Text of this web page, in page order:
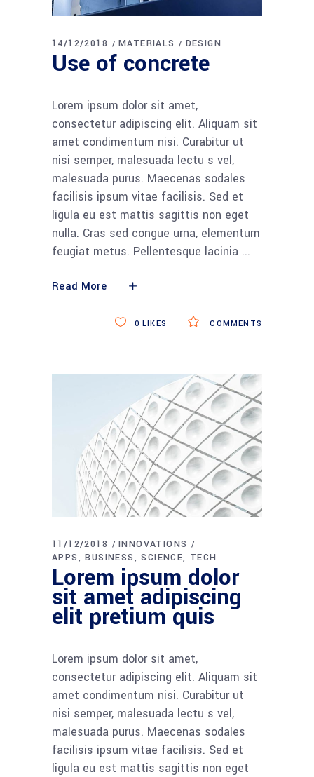
14/12/2018 MATERIALS DESIGN
Use of concrete
Lorem ipsum dolor sit amet,
consectetur adipiscing elit. Aliquam sit
amet condimentum nisi. Curabitur ut
nisi semper, malesuada lectu s vel,
malesuada purus. Maecenas sodales
facilisis ipsum vitae facilisis. Sed et
ligula eu est mattis sagittis non eget
nulla. Cras sed congue urna, elementum
feugiat metus. Pellentesque lacinia
Read More
COMMENTS
0 LIKES
11/12/2018
INNOVATIONS
APPS
BUSINESS SCIENCE TECH
Lorem ipsum dolor
sit amet adipiscing
elit pretium quis
Lorem ipsum dolor sit amet,
consectetur adipiscing elit. Aliquam sit
amet condimentum nisi. Curabitur ut
nisi semper, malesuada lectu s vel,
malesuada purus. Maecenas sodales
facilisis ipsum vitae facilisis. Sed et
ligula eu est mattis sagittis non eget